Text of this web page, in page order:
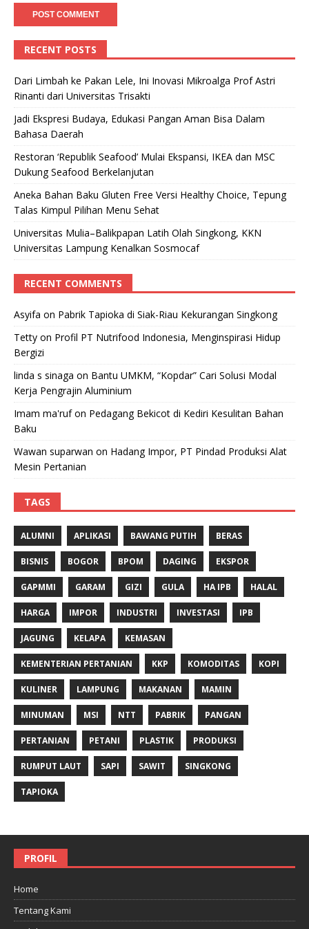
RECENT POSTS
Dari Limbah ke Pakan Lele, Ini Inovasi Mikroalga Prof Astri
Rinanti dari Universitas Trisakti
Jadi Ekspresi Budaya, Edukasi Pangan Aman Bisa Dalam
Bahasa Daerah
Restoran ‘Republik Seafood’ Mulai Ekspansi, IKEA dan MSC
Dukung Seafood Berkelanjutan
Aneka Bahan Baku Gluten Free Versi Healthy Choice, Tepung
Talas Kimpul Pilihan Menu Sehat
Universitas Mulia–Balikpapan Latih Olah Singkong, KKN
Universitas Lampung Kenalkan Sosmocaf
RECENT COMMENTS
Asyifa on Pabrik Tapioka di Siak-Riau Kekurangan Singkong
Tetty on Profil PT Nutrifood Indonesia, Menginspirasi Hidup
Bergizi
linda s sinaga on Bantu UMKM, “Kopdar” Cari Solusi Modal
Kerja Pengrajin Aluminium
Imam ma'rufon Pedagang Bekicot di Kediri Kesulitan Bahan
Baku
Wawan suparwan on Hadang Impor, PT Pindad Produksi Alat
Mesin Pertanian
TAGS
ALUMNI APLIKASI BAWANG PUTIH BERAS
BISNIS BOGOR BPOM DAGING EKSPOR
GAPMMI GARAM GIZI GULA HA IPB HALAL
HARGA IMPOR INDUSTRI INVESTASI IPB
JAGUNG KELAPA KEMASAN
KEMENTERIAN PERTANIAN KKP KOMODITAS KOPI
KULINER LAMPUNG MAKANAN MAMIN
MINUMAN MSI NTT PABRIK PANGAN
PERTANIAN PETANI PLASTIK PRODUKSI
RUMPUT LAUT SAPI SAWIT SINGKONG
TAPIOKA
PROFIL
Home
Tentang Kami